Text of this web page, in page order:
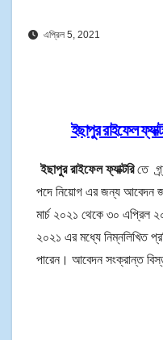
এপ্রিল 5, 2021
ইছাপুর রাইফেল
ইছাপুর রাইফেল ফ্যাক্টরিতে
পদে নিয়োগ এর জন্য আবেদন
মার্চ ২০২১ থেকে ৩০ এপ্রিল
২০২১ এর মধ্যে নিম্নলিখিত
পারেন। আবেদন সংক্রান্ত